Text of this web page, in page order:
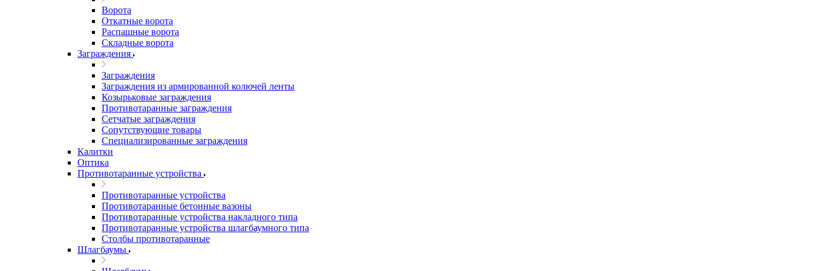
Ворота
Откатные ворота
Распашные ворота
Складные ворота
Заграждения
Заграждения
Заграждения из армированной колючей ленты
Козырьковые заграждения
Противотаранные заграждения
Сетчатые заграждения
Сопутствующие товары
Специализированные заграждения
Калитки
Оптика
Противотаранные устройства
Противотаранные устройства
Противотаранные бетонные вазоны
Противотаранные устройства накладного типа
Противотаранные устройства шлагбаумного типа
Столбы противотаранные
Шлагбаумы